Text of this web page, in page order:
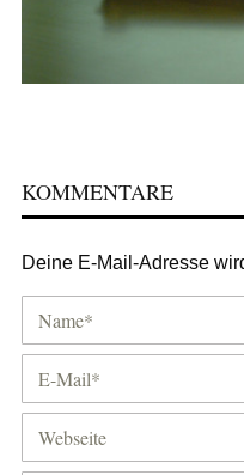
KOMMENTARE
Deine E-Mail-Adresse